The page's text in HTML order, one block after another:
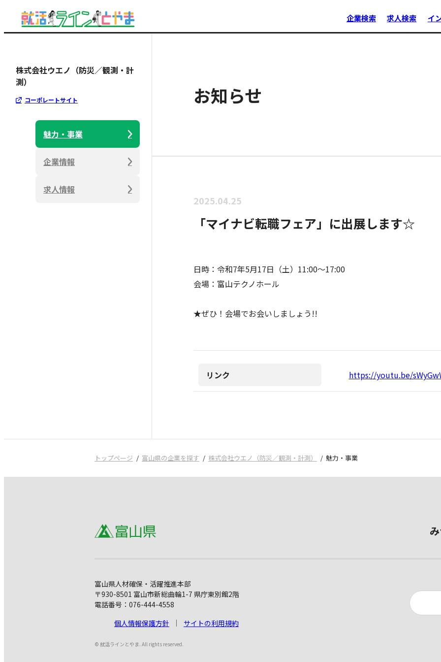
企業検索 求人検索 イ
株式会社ウエノ（防災／観測・計
測）
コーポレートサイト
魅力・事業
企業情報
求人情報
お知らせ
2025.04.25
「マイナビ転職フェア」に出展します☆
日時：令和7年5月17日（土）11:00～17:00
会場：富山テクノホール
★ぜひ！会場でお会いしましょう!!
リンク https://youtu.be/
トップページ 富山県の企業を探す 株式会社ウエノ（防災／観測・計測） 魅力・事業
富山県人材確保・活躍推進本部
〒930-8501 富山市新総曲輪1-7 県庁東別館2階
電話番号：076-444-4558
個人情報保護方針
サイトの利用規約
© 就活ラインとやま. All rights reserved.